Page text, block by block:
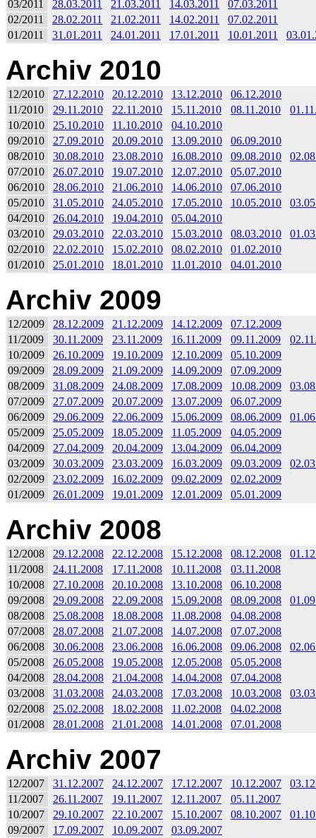
03/2011 28.03.2011 21.03.2011 14.03.2011
07.03.2011
02/2011
28.02.2011 21.02.2011 14.02.2011
07.02.2011
01/2011
31.01.2011 24.01.2011 17.01.2011 10.01.2011
Archiv 2010
12/2010 27.12.2010 20.12.2010 13.12.2010
06.12.2010
11/2010
29.11.2010 22.11.2010 15.11.2010 08.11.2010
10/2010
25.10.2010 11.10.2010
04.10.2010
09/2010
27.09.2010 20.09.2010 13.09.2010
06.09.2010
08/2010
30.08.2010 23.08.2010 16.08.2010 09.08.2010
07/2010
26.07.2010 19.07.2010 12.07.2010
05.07.2010
06/2010
28.06.2010 21.06.2010 14.06.2010
07.06.2010
05/2010
31.05.2010 24.05.2010 17.05.2010 10.05.2010
04/2010
26.04.2010 19.04.2010
05.04.2010
03/2010
29.03.2010 22.03.2010 15.03.2010 08.03.2010
02/2010
22.02.2010 15.02.2010 08.02.2010
01.02.2010
01/2010
25.01.2010 18.01.2010 11.01.2010 04.01.2010
Archiv 2009
12/2009 28.12.2009 21.12.2009 14.12.2009
07.12.2009
11/2009
30.11.2009 23.11.2009 16.11.2009 09.11.2009
10/2009
26.10.2009 19.10.2009 12.10.2009
05.10.2009
09/2009
28.09.2009 21.09.2009 14.09.2009
07.09.2009
08/2009
31.08.2009 24.08.2009 17.08.2009 10.08.2009
07/2009
27.07.2009 20.07.2009 13.07.2009
06.07.2009
06/2009
29.06.2009 22.06.2009 15.06.2009 08.06.2009
05/2009
25.05.2009 18.05.2009 11.05.2009
04.05.2009
04/2009
27.04.2009 20.04.2009 13.04.2009
06.04.2009
03/2009
30.03.2009 23.03.2009 16.03.2009 09.03.2009
02/2009
23.02.2009 16.02.2009 09.02.2009
02.02.2009
01/2009
26.01.2009 19.01.2009 12.01.2009 05.01.2009
Archiv 2008
12/2008 29.12.2008 22.12.2008 15.12.2008 08.12.2008
11/2008
24.11.2008 17.11.2008 10.11.2008
03.11.2008
10/2008
27.10.2008 20.10.2008 13.10.2008
06.10.2008
09/2008
29.09.2008 22.09.2008 15.09.2008 08.09.2008
08/2008
25.08.2008 18.08.2008 11.08.2008
04.08.2008
07/2008
28.07.2008 21.07.2008 14.07.2008
07.07.2008
06/2008
30.06.2008 23.06.2008 16.06.2008 09.06.2008
05/2008
26.05.2008 19.05.2008 12.05.2008
05.05.2008
04/2008
28.04.2008 21.04.2008 14.04.2008
07.04.2008
03/2008
31.03.2008 24.03.2008 17.03.2008 10.03.2008
02/2008
25.02.2008 18.02.2008 11.02.2008
04.02.2008
01/2008
28.01.2008 21.01.2008 14.01.2008 07.01.2008
Archiv 2007
12/2007 31.12.2007 24.12.2007 17.12.2007 10.12.2007
11/2007
26.11.2007 19.11.2007 12.11.2007
05.11.2007
10/2007
29.10.2007 22.10.2007 15.10.2007 08.10.2007
09/2007
17.09.2007 10.09.2007
03.09.2007